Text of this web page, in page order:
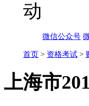
动
微信公众号
首页 > 资格考试 >
上海市